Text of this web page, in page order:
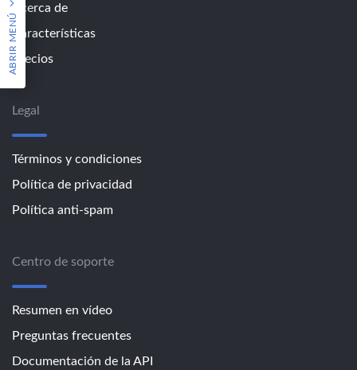
ABRIR MENÚ
Acerca de
Características
Precios
Legal
Términos y condiciones
Política de privacidad
Política anti-spam
Centro de soporte
Resumen en vídeo
Preguntas frecuentes
Documentación de la API